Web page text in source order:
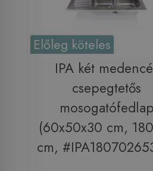
Előleg köteles
IPA két
csepegtetős
mosogatófedlap
(60x50x30 cm,
cm,